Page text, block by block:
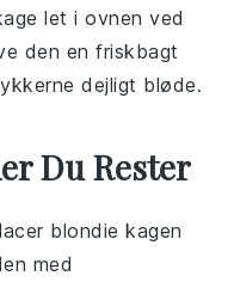
let i ovnen ved
den en friskbagt
dejligt bløde.
Du Rester
blondie kagen
med